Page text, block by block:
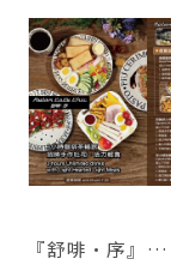
『舒啡·序』